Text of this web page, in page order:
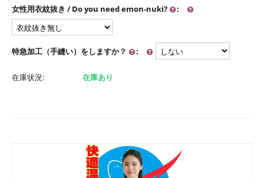
女性用衣紋抜き / Do you need emon-nuki? :
特急加工（手縫い）をしますか？ :
在庫状況: 在庫あり